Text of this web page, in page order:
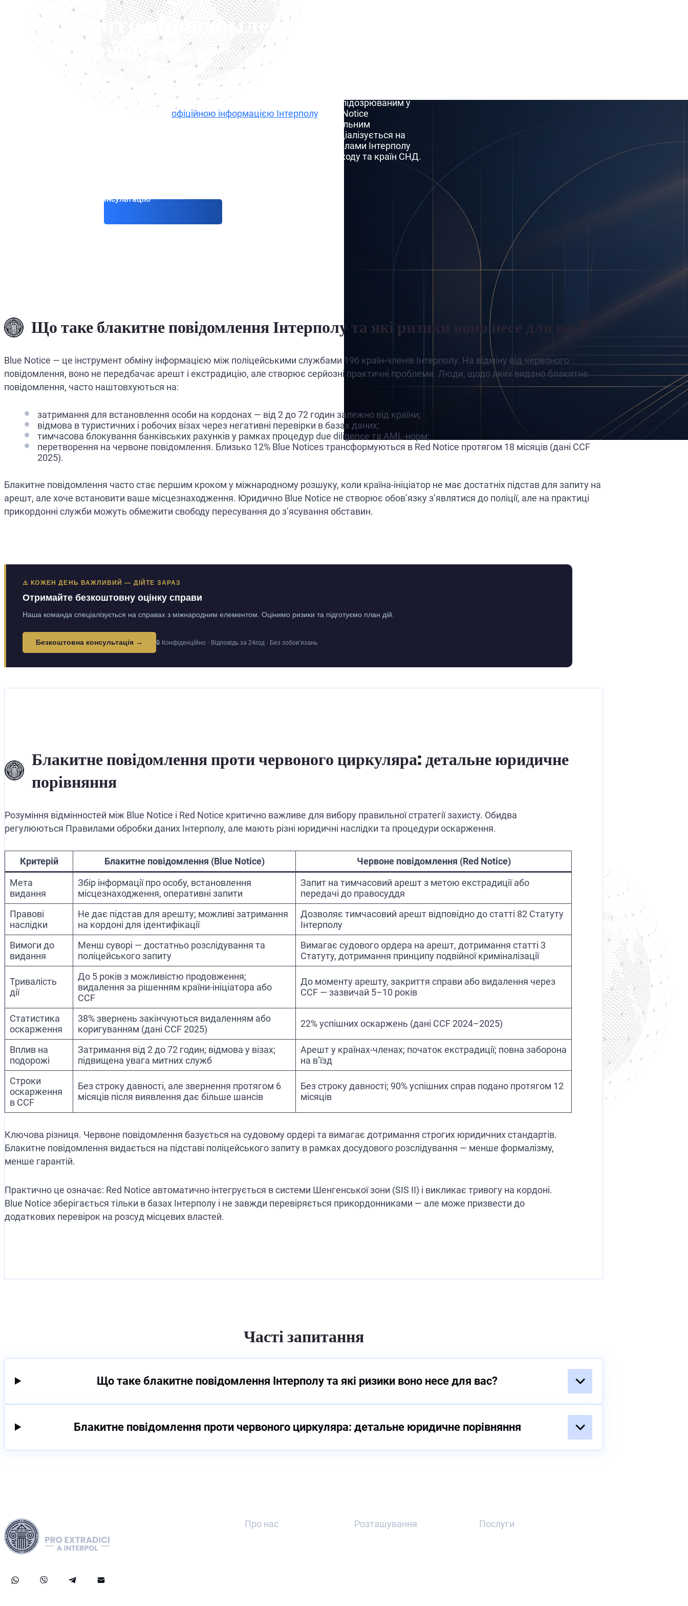
Блакитне повідомлення
Інтерполу
Блакитне повідомлення Інтерполу може призвести до затримань на кордоні, відмови у
видачі віз та блокування банківських рахунків — навіть якщо ви не є підозрюваним у
кримінальній справі. Згідно з офіційною інформацією Інтерполу, Blue Notice
використовується для збору інформації про особу у зв’язку з кримінальним
розслідуванням, але не містить запиту на арешт. Наша команда спеціалізується на
оскарженні блакитних повідомлень через Комісію з контролю за файлами Інтерполу
(CCF), з досвідом супроводу справ у 19 юрисдикціях ЄС, Близького Сходу та країн СНД.
Отримати консультацію
Що таке блакитне повідомлення Інтерполу та які ризики воно несе для вас?
Blue Notice — це інструмент обміну інформацією між поліцейськими службами 196 країн-членів Інтерполу. На відміну від червоного
повідомлення, воно не передбачає арешт і екстрадицію, але створює серйозні практичні проблеми. Люди, щодо яких видано блакитне
повідомлення, часто наштовхуються на:
затримання для встановлення особи на кордонах — від 2 до 72 годин залежно від країни;
відмова в туристичних і робочих візах через негативні перевірки в базах даних;
тимчасова блокування банківських рахунків у рамках процедур due diligence та AML-норм;
перетворення на червоне повідомлення. Близько 12% Blue Notices трансформуються в Red Notice протягом 18 місяців (дані CCF
2025).
Блакитне повідомлення часто стає першим кроком у міжнародному розшуку, коли країна-ініціатор не має достатніх підстав для запиту на
арешт, але хоче встановити ваше місцезнаходження. Юридично Blue Notice не створює обов’язку з’являтися до поліції, але на практиці
прикордонні служби можуть обмежити свободу пересування до з’ясування обставин.
⚠️ КОЖЕН ДЕНЬ ВАЖЛИВИЙ — ДІЙТЕ ЗАРАЗ
Отримайте безкоштовну оцінку справи
Наша команда спеціалізується на справах з міжнародним елементом. Оцінимо ризики та підготуємо план дій.
Безкоштовна консультація → 🔒 Конфіденційно · Відповідь за 24год · Без зобов’язань
Блакитне повідомлення проти червоного циркуляра: детальне юридичне
порівняння
Розуміння відмінностей між Blue Notice і Red Notice критично важливе для вибору правильної стратегії захисту. Обидва
регулюються Правилами обробки даних Інтерполу, але мають різні юридичні наслідки та процедури оскарження.
Критерій Блакитне повідомлення (Blue Notice)
Червоне повідомлення (Red Notice)
Мета
видання
Збір інформації про особу, встановлення
місцезнаходження, оперативні запити
Запит на тимчасовий арешт з метою екстрадиції або
передачі до правосуддя
Правові
наслідки
Не дає підстав для арешту; можливі затримання
на кордоні для ідентифікації
Дозволяє тимчасовий арешт відповідно до статті 82 Статуту
Інтерполу
Вимоги до
видання
Менш суворі — достатньо розслідування та
поліцейського запиту
Вимагає судового ордера на арешт, дотримання статті 3
Статуту, дотримання принципу подвійної криміналізації
Тривалість
дії
До 5 років з можливістю продовження;
видалення за рішенням країни-ініціатора або
CCF
До моменту арешту, закриття справи або видалення через
CCF — зазвичай 5–10 років
Статистика
оскарження
38% звернень закінчуються видаленням або
коригуванням (дані CCF 2025)
22% успішних оскаржень (дані CCF 2024–2025)
Вплив на
подорожі
Затримання від 2 до 72 годин; відмова у візах;
підвищена увага митних служб
Арешт у країнах-членах; початок екстрадиції; повна заборона
на в’їзд
Строки
оскарження
в CCF
Без строку давності, але звернення протягом 6
місяців після виявлення дає більше шансів
Без строку давності; 90% успішних справ подано протягом 12
місяців
Ключова різниця. Червоне повідомлення базується на судовому ордері та вимагає дотримання строгих юридичних стандартів.
Блакитне повідомлення видається на підставі поліцейського запиту в рамках досудового розслідування — менше формалізму,
менше гарантій.
Практично це означає: Red Notice автоматично інтегрується в системи Шенгенської зони (SIS II) і викликає тривогу на кордоні.
Blue Notice зберігається тільки в базах Інтерполу і не завжди перевіряється прикордонниками — але може призвести до
додаткових перевірок на розсуд місцевих властей.
Часті запитання
Що таке блакитне повідомлення Інтерполу та які ризики воно несе для вас?
Блакитне повідомлення проти червоного циркуляра: детальне юридичне порівняння
Про нас Розташування Послуги